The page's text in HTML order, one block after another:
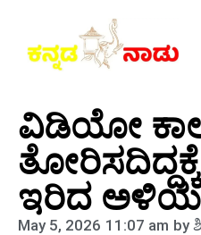
ವಿಡಿಯೋ
ಇರಿದ ಅಳಿಯ
May 5, 2026 11:07 am by